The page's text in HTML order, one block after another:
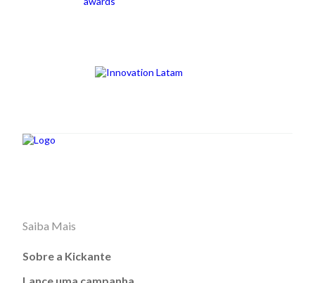
Saiba Mais
Sobre a Kickante
Lance uma campanha